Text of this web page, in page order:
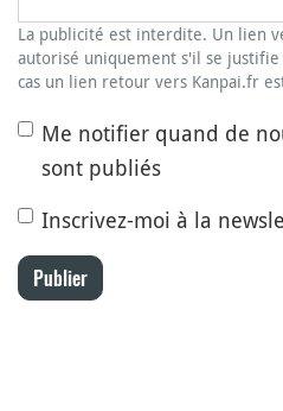
La publicité est interdite. Un lien
autorisé uniquement s'il se
cas un lien retour vers Kanpai.fr
Me notifier quand de
sont publiés
Inscrivez-moi à la
Publier